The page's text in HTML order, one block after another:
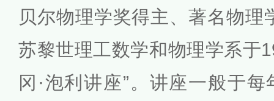
贝尔物理学奖得主、著名物理
苏黎世理工数学和物理学系于
冈·泡利讲座”。讲座一般于